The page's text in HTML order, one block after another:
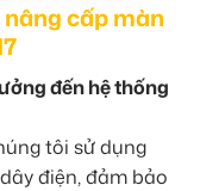
cấp màn
đến hệ thống
tôi sử dụng
điện, đảm bảo